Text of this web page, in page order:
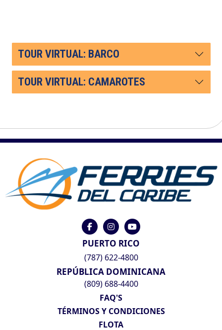
TOUR VIRTUAL: BARCO
TOUR VIRTUAL: CAMAROTES
PUERTO RICO
(787) 622-4800
REPÚBLICA DOMINICANA
(809) 688-4400
FAQ'S
TÉRMINOS Y CONDICIONES
FLOTA